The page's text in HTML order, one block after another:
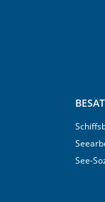
See-